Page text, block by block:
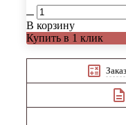
В корзину
Купить в 1 клик